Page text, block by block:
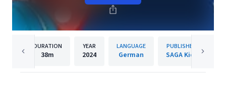
DURATION
38m
YEAR
2024
LANGUAGE
German
PUBLISHER
SAGA Kids